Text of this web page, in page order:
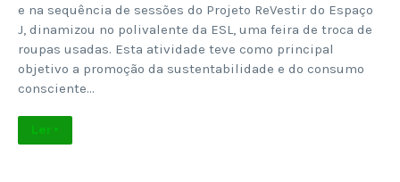
e na sequência de sessões do Projeto ReVestir do Espaço
J, dinamizou no polivalente da ESL, uma feira de troca de
roupas usadas. Esta atividade teve como principal
objetivo a promoção da sustentabilidade e do consumo
consciente…
Ler +